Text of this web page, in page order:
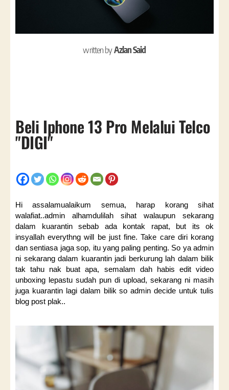
written byAzlan Said
Beli Iphone 13 Pro Melalui Telco
"DIGI"
Hi assalamualaikum semua, harap korang sihat
walafiat..admin alhamdulilah sihat walaupun sekarang
dalam kuarantin sebab ada kontak rapat, but its ok
insyallah everythng will be just fine. Take care diri korang
dan sentiasa jaga sop, itu yang paling penting. So ya admin
ni sekarang dalam kuarantin jadi berkurung lah dalam bilik
tak tahu nak buat apa, semalam dah habis edit video
unboxing lepastu sudah pun di upload, sekarang ni masih
juga kuarantin lagi dalam bilik so admin decide untuk tulis
blog post plak..